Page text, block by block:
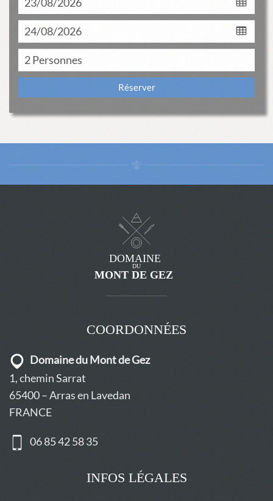
Réserver
COORDONNÉES
Domaine du Mont de Gez
1, chemin Sarrat
65400 – Arras en Lavedan
FRANCE
06 85 42 58 35
INFOS LÉGALES